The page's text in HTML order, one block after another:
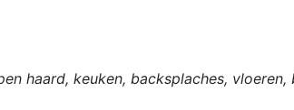
haard, keuken, backsplaches, vloeren,